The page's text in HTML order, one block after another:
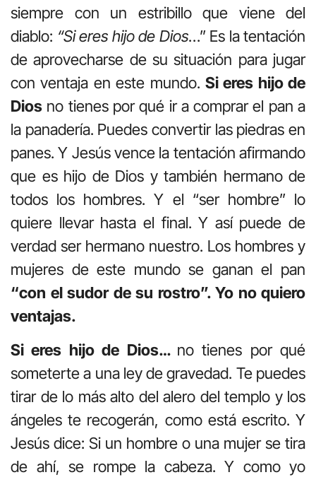
siempre con un estribillo que viene del
diablo: “Si eres hijo de Dios…” Es la tentación
de aprovecharse de su situación para jugar
con ventaja en este mundo. Si eres hijo de
Dios no tienes por qué ir a comprar el pan a
la panadería. Puedes convertir las piedras en
panes. Y Jesús vence la tentación afirmando
que es hijo de Dios y también hermano de
todos los hombres. Y el “ser hombre” lo
quiere llevar hasta el final. Y así puede de
verdad ser hermano nuestro. Los hombres y
mujeres de este mundo se ganan el pan
“con el sudor de su rostro”. Yo no quiero
ventajas.
Si eres hijo de Dios… no tienes por qué
someterte a una ley de gravedad. Te puedes
tirar de lo más alto del alero del templo y los
ángeles te recogerán, como está escrito. Y
Jesús dice: Si un hombre o una mujer se tira
de ahí, se rompe la cabeza. Y como yo